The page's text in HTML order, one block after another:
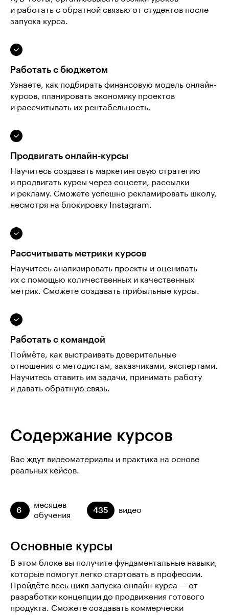
и работать с обратной связью от студентов после
запуска курса.
Работать с бюджетом
Узнаете, как подбирать финансовую модель онлайн-
курсов, планировать экономику проектов
и рассчитывать их рентабельность.
Продвигать онлайн-курсы
Научитесь создавать маркетинговую стратегию
и продвигать курсы через соцсети, рассылки
и рекламу. Сможете успешно рекламировать школу,
несмотря на блокировку Instagram.
Рассчитывать метрики курсов
Научитесь анализировать проекты и оценивать
их с помощью количественных и качественных
метрик. Сможете создавать прибыльные курсы.
Работать с командой
Поймёте, как выстраивать доверительные
отношения с методистам, заказчиками, экспертами.
Научитесь ставить им задачи, принимать работу
и давать обратную связь.
Содержание курсов
Вас ждут видеоматериалы и практика на основе
реальных кейсов.
6
месяцев
обучения
435 видео
Основные курсы
В этом блоке вы получите фундаментальные навыки,
которые помогут легко стартовать в профессии.
Пройдёте весь цикл запуска онлайн-курса — от
разработки концепции до продвижения готового
продукта. Сможете создавать коммерчески